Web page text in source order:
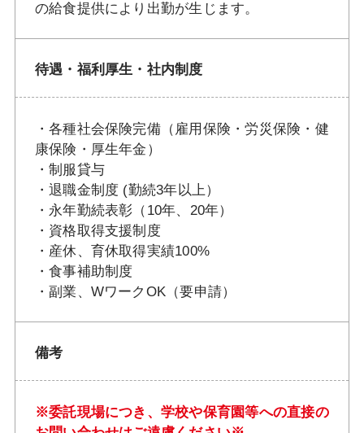
の給食提供により出勤が生じます。
待遇・福利厚生・社内制度
・各種社会保険完備（雇用保険・労災保険・健
康保険・厚生年金）
・制服貸与
・退職金制度 (勤続3年以上）
・永年勤続表彰（10年、20年）
・資格取得支援制度
・産休、育休取得実績100%
・食事補助制度
・副業、WワークOK（要申請）
備考
※委託現場につき、学校や保育園等への直接の